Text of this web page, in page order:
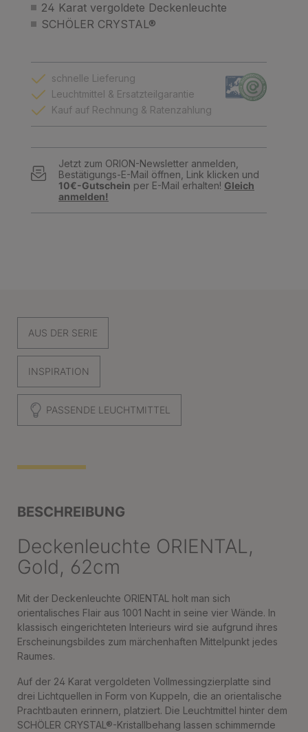
24 Karat vergoldete Deckenleuchte
SCHÖLER CRYSTAL®
schnelle Lieferung
Leuchtmittel & Ersatzteilgarantie
Kauf auf Rechnung & Ratenzahlung
Jetzt zum ORION-Newsletter anmelden,
Bestätigungs-E-Mail öffnen, Link klicken und
10€-Gutschein per E-Mail erhalten! Gleich
anmelden!
AUS DER SERIE
INSPIRATION
PASSENDE LEUCHTMITTEL
BESCHREIBUNG
Deckenleuchte ORIENTAL,
Gold, 62cm
Mit der Deckenleuchte ORIENTAL holt man sich
orientalisches Flair aus 1001 Nacht in seine vier Wände. In
klassisch eingerichteten Interieurs wird sie aufgrund ihres
Erscheinungsbildes zum märchenhaften Mittelpunkt jedes
Raumes.
Auf der 24 Karat vergoldeten Vollmessingzierplatte sind
drei Lichtquellen in Form von Kuppeln, die an orientalische
Prachtbauten erinnern, platziert. Die Leuchtmittel hinter dem
SCHÖLER CRYSTAL®-Kristallbehang lassen schimmernde